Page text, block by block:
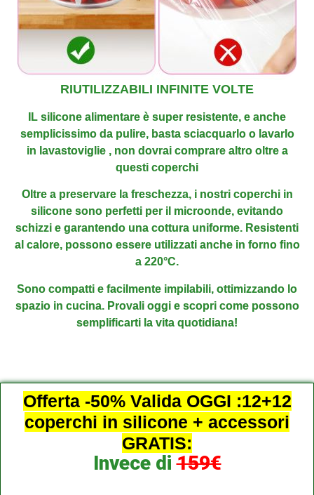
RIUTILIZZABILI INFINITE VOLTE
IL silicone alimentare è super resistente, e anche
semplicissimo da pulire, basta sciacquarlo o lavarlo
in lavastoviglie , non dovrai comprare altro oltre a
questi coperchi
Oltre a preservare la freschezza, i nostri coperchi in
silicone sono perfetti per il microonde, evitando
schizzi e garantendo una cottura uniforme. Resistenti
al calore, possono essere utilizzati anche in forno fino
a 220°C.
Sono compatti e facilmente impilabili, ottimizzando lo
spazio in cucina. Provali oggi e scopri come possono
semplificarti la vita quotidiana!
Offerta -50% Valida OGGI :12+12
coperchi in silicone + accessori
GRATIS:
Invece di159€